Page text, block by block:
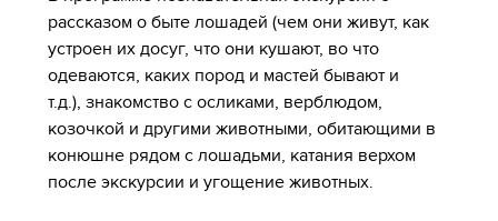
рассказом о быте лошадей (чем они живут, как
устроен их досуг, что они кушают, во что
одеваются, каких пород и мастей бывают и
т.д.), знакомство с осликами, верблюдом,
козочкой и другими животными, обитающими в
конюшне рядом с лошадьми, катания верхом
после экскурсии и угощение животных.